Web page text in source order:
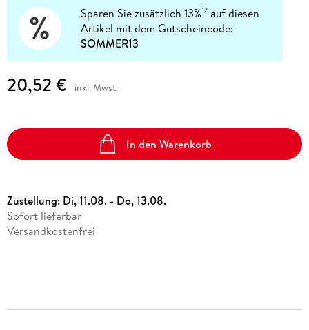
Sparen Sie zusätzlich 13%12 auf diesen
Artikel mit dem Gutscheincode:
SOMMER13
20,52 € inkl. Mwst.
In den Warenkorb
Zustellung: Di, 11.08. - Do, 13.08.
Sofort lieferbar
Versandkostenfrei